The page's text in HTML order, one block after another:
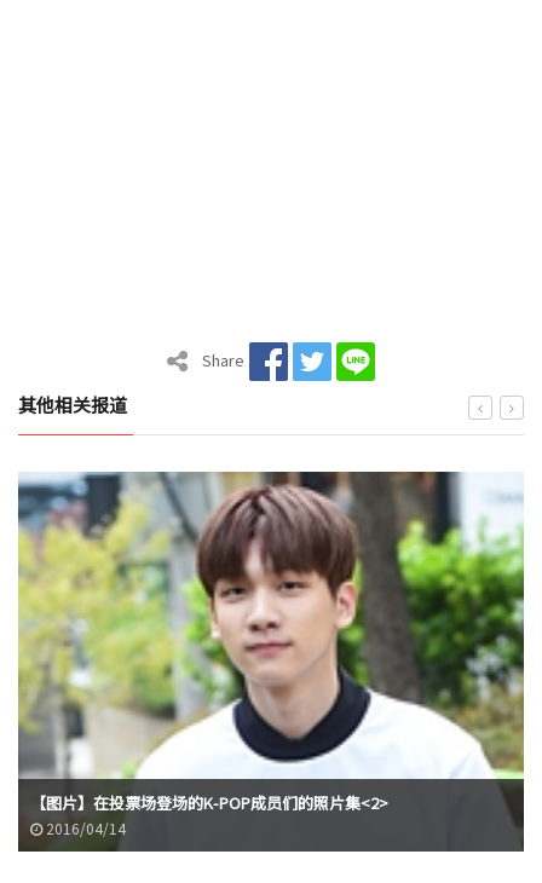
Share
其他相关报道
【图片】在投票场登场的K-POP成员们的照片集<2>
2016/04/14